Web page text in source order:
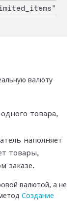
валюту
товара,
наполняет
товары,
заказе.
валютой, а не
Создание